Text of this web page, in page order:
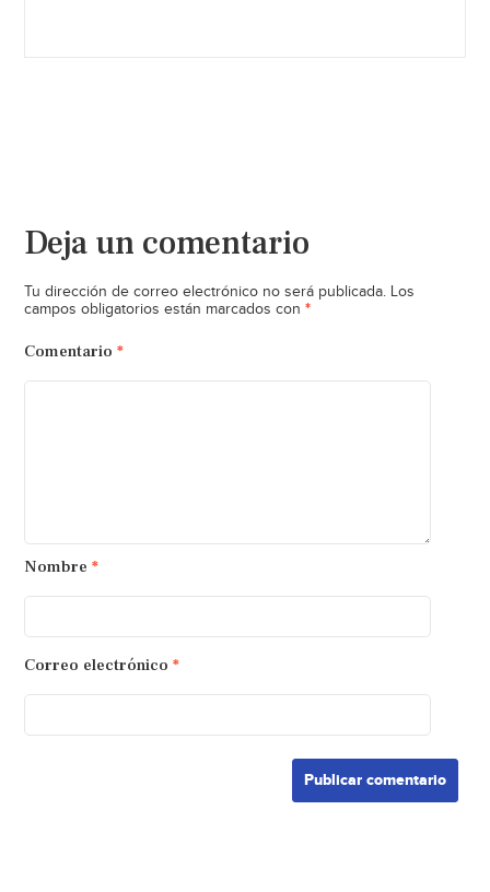
Deja un comentario
Tu dirección de correo electrónico no será publicada. Los
campos obligatorios están marcados con *
Comentario *
Nombre *
Correo electrónico *